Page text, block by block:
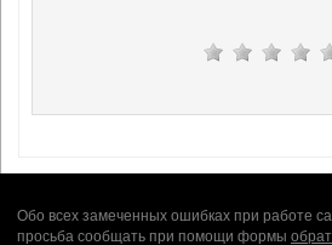
Обо всех замеченных ошибках при работе
просьба сообщать при помощи формы